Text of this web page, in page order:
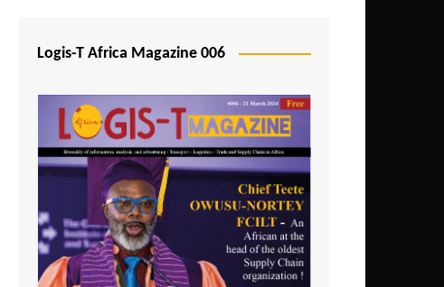
Logis-T Africa Magazine 006